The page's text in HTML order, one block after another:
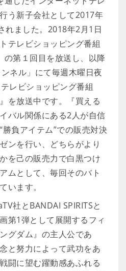
う新子会社として2017年
れました。2018年2月1日
テレビショッピング番組
の第１回目を放送し、以降
ンネル」にて毎週木曜日夜
レビショッピング番組
を放送中です。『買える
バル関係にある2人が自信
負アイテム”での販売対決
ンを行い、どちらがより
を己の販売力で白黒つけ
ムとして、毎回そのバト
います。
社とBANDAI SPIRITSと
第1弾として展開するフィ
グダム』の主人公であ
と努力によって武功をあ
闘に望む躍動感あふれる